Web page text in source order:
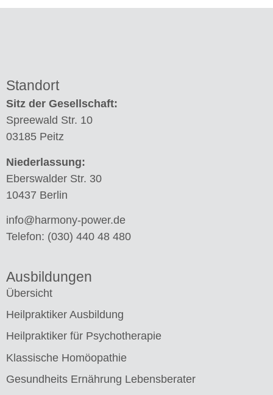
Standort
Sitz der Gesellschaft:
Spreewald Str. 10
03185 Peitz
Niederlassung:
Eberswalder Str. 30
10437 Berlin
info@harmony-power.de
Telefon: (030) 440 48 480
Ausbildungen
Übersicht
Heilpraktiker Ausbildung
Heilpraktiker für Psychotherapie
Klassische Homöopathie
Gesundheits Ernährung Lebensberater